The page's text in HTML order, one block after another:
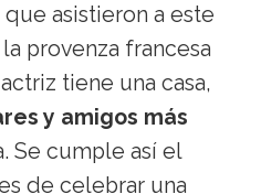
asistieron a este
provenza francesa
tiene una casa,
y amigos más
Se cumple así el
de celebrar una